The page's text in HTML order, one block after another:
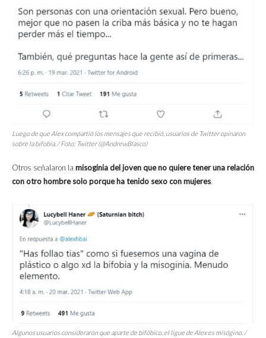
Luego de que Alex compartió los mensajes que recibió, usuarios de Twitter opinaron
sobre la bifobia. / Foto: Twitter (@AndrewBlasco)
Otros señalaron la misoginia del joven que no quiere tener una relación
con otro hombre solo porque ha tenido sexo con mujeres.
Algunos usuarios consideraron que aparte de bifóbico, el ligue de Alex es misógino. /